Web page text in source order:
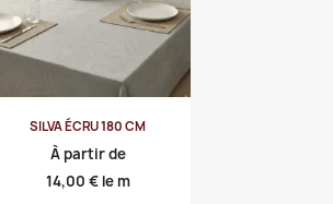
SILVA ÉCRU 180 CM
À partir de
Prix
14,00 € le m